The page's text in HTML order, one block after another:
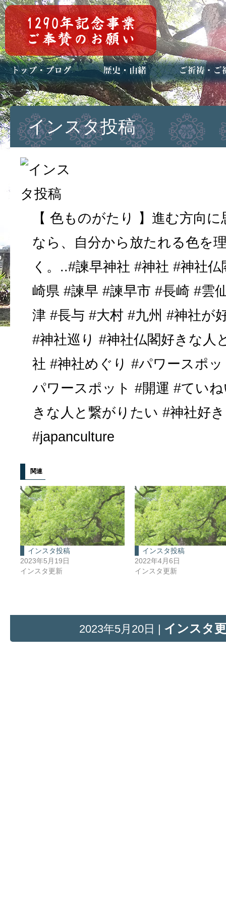
トップページ
ブログ(日々八百万)
お知らせ一覧 歴史・ご祭神
年中行事
メディア掲載 ご祈祷・ご祈
安産祈願
初宮参り
七五三詣
長寿のお祝い
神前結婚式
厄祓い・方位
車のお祓い
地鎮祭
神葬祭（神式
インスタ投稿
【 色ものがたり 】進む方向
なら、自分から放たれる色を
く。..#諫早神社 #神社 #神社
崎県 #諫早 #諫早市 #長崎 #雲
津 #長与 #大村 #九州 #神社が
#神社巡り #神社仏閣好きな人
社 #神社めぐり #パワースポ
パワースポット #開運 #てい
きな人と繋がりたい #神社好
#japanculture
関連
インスタ投稿
2023年5月19日
インスタ更新
インスタ投稿
2022年4月6日
インスタ更新
2023年5月20日 | インスタ